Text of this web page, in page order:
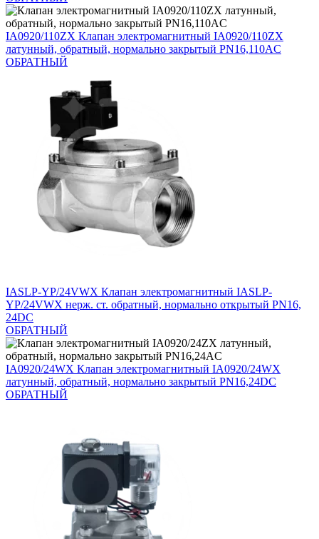
IA0920/110ZX Клапан электромагнитный IA0920/110ZX
латунный, обратный, нормально закрытый PN16,110AC
ОБРАТНЫЙ
IASLP-YP/24VWX Клапан электромагнитный IASLP-
YP/24VWX нерж. ст. обратный, нормально открытый PN16,
24DC
ОБРАТНЫЙ
IA0920/24WX Клапан электромагнитный IA0920/24WX
латунный, обратный, нормально закрытый PN16,24DC
ОБРАТНЫЙ